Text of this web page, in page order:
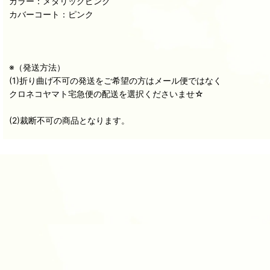
カバーコート：ピンク
※（発送方法）
(1)折り曲げ不可の発送をご希望の方はメール便ではなく
クロネコヤマト宅急便の配送を選択くださいませ☆
(2)裁断不可の商品となります。